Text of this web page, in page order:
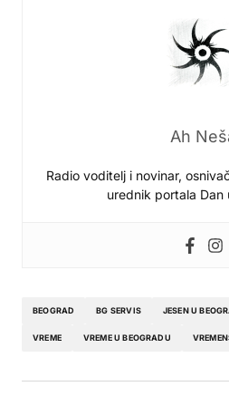
Ah
Radio voditelj i novinar,
urednik portala Dan
BEOGRAD BG SERVIS JESEN U
VREME VREME U BEOGRADU